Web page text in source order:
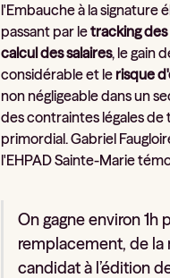
l'Embauche à la signature
passant par letracking
calcul des salaires, le gain
considérable et le risque
non négligeable dans un
des contraintes légales
primordial. Gabriel
l'EHPAD Sainte-Marie
On gagne environ 1h
remplacement, de la
candidat à l’édition